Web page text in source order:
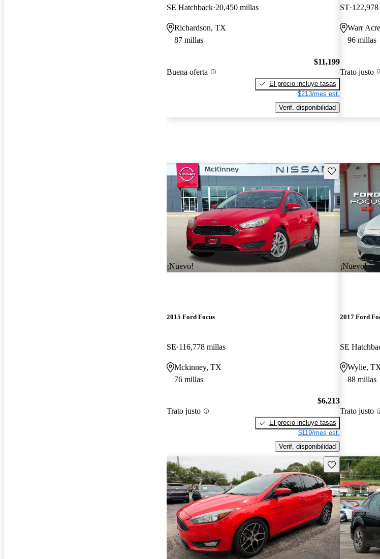
SE Hatchback 20,450 millas
Richardson, TX
87 millas
Buena oferta
$11,199
El precio incluye tasas
$213/mes est.
Verif. disponibilidad
ST
Warr
96 millas
Trato justo
¡Nuevo!
Guarda este Aviso
2015 Ford Focus
SE 116,778 millas
Mckinney, TX
76 millas
Trato justo
$6,213
El precio incluye tasas
$119/mes est.
Verif. disponibilidad
¡Nuevo!
2017 Ford
SE
Wylie,
88 millas
Trato justo
Guarda este